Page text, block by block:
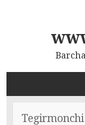
СОДЕРЖАНИЮ
Tegirmonchi